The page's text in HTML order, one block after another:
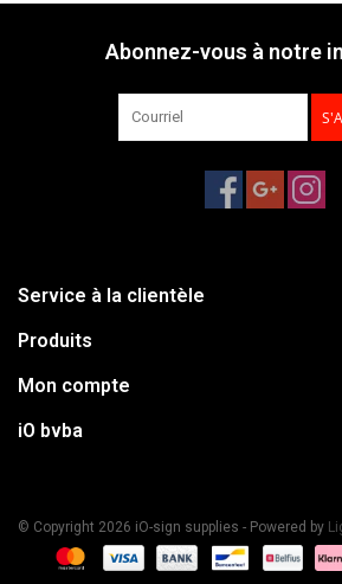
Abonnez-vous à notre
Service à la clientèle
Produits
Mon compte
iO bvba
© Copyright 2026 iO-sign supplies - Powered by